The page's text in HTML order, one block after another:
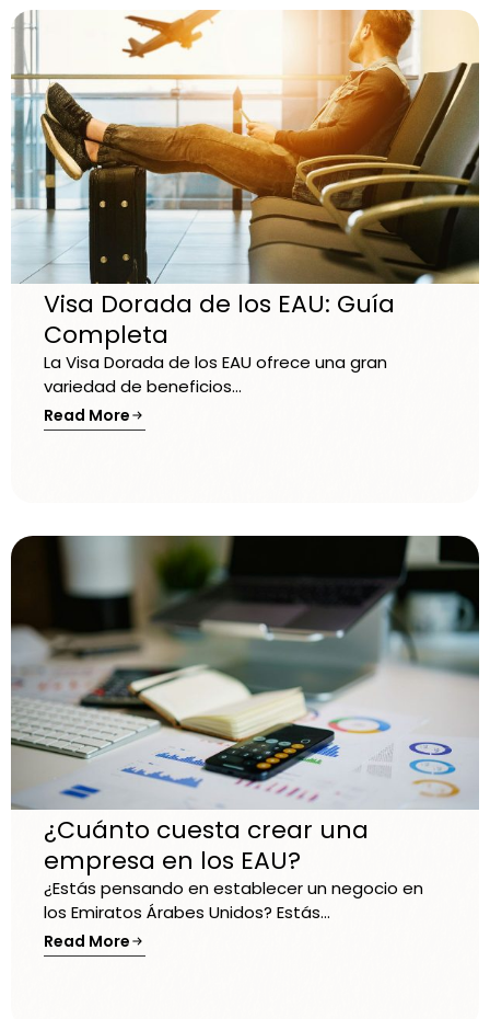
Visa Dorada de los EAU: Guía
Completa
La Visa Dorada de los EAU ofrece una gran
variedad de beneficios...
Read More
¿Cuánto cuesta crear una
empresa en los EAU?
¿Estás pensando en establecer un negocio en
los Emiratos Árabes Unidos? Estás...
Read More